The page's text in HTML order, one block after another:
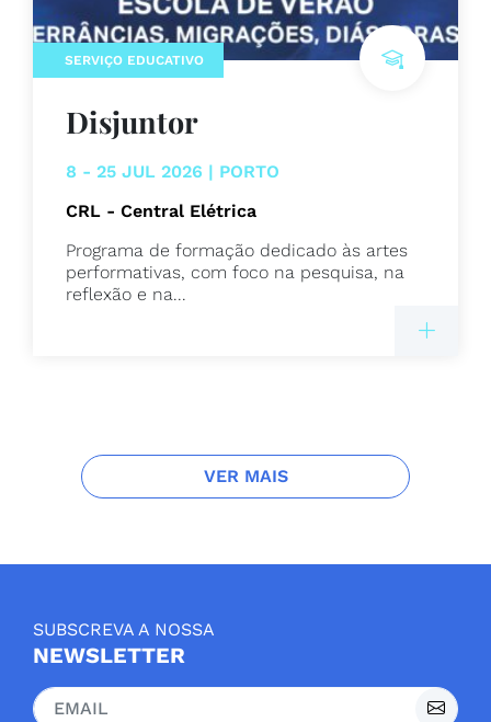
SERVIÇO EDUCATIVO
Disjuntor
8 - 25 JUL 2026 | PORTO
CRL - Central Elétrica
Programa de formação dedicado às artes
performativas, com foco na pesquisa, na
reflexão e na...
VER MAIS
SUBSCREVA A NOSSA
NEWSLETTER